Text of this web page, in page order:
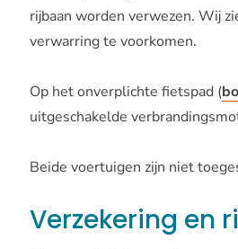
rijbaan worden verwezen. Wij
verwarring te voorkomen.
Op het onverplichte fietspad (
uitgeschakelde
Beide voertuigen zijn niet
Verzekering en